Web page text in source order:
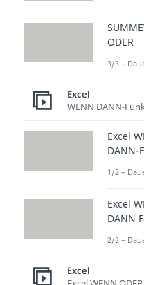
Du
ob deine
soll.
4.
erstellt
ODER
3/3 –
Excel
WENN DANN-
Excel
DANN-
1/2 –
Excel
DANN
2/2 –
Excel